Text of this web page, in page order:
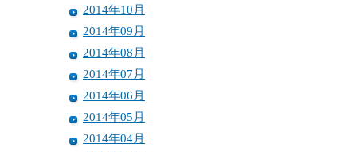
2014年10月
2014年09月
2014年08月
2014年07月
2014年06月
2014年05月
2014年04月